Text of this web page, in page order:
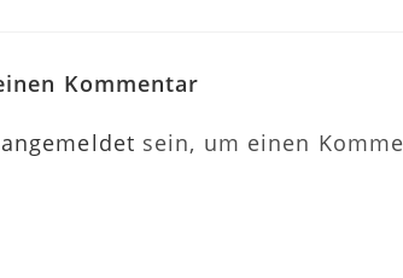
Kommentar
angemeldet sein, um einen